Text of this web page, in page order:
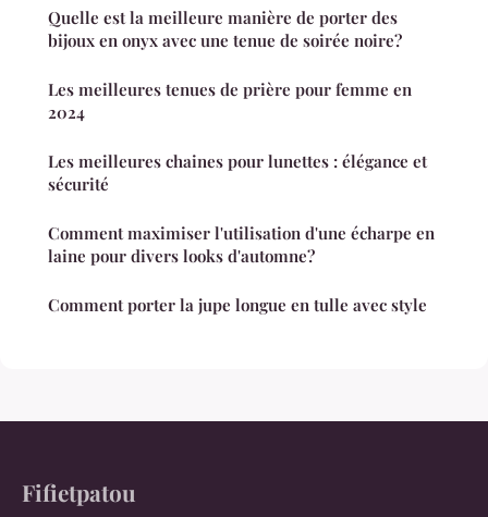
Quelle est la meilleure manière de porter des
bijoux en onyx avec une tenue de soirée noire?
Les meilleures tenues de prière pour femme en
2024
Les meilleures chaines pour lunettes : élégance et
sécurité
Comment maximiser l'utilisation d'une écharpe en
laine pour divers looks d'automne?
Comment porter la jupe longue en tulle avec style
Fifietpatou